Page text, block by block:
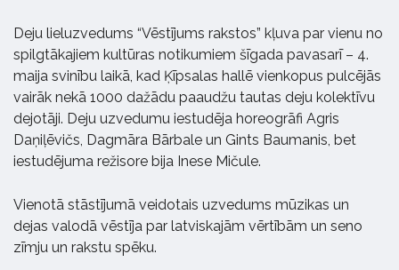
Deju lieluzvedums “Vēstījums rakstos” kļuva par vienu no
spilgtākajiem kultūras notikumiem šīgada pavasarī – 4.
maija svinību laikā, kad Ķīpsalas hallē vienkopus pulcējās
vairāk nekā 1000 dažādu paaudžu tautas deju kolektīvu
dejotāji. Deju uzvedumu iestudēja horeogrāfi Agris
Daņiļēvičs, Dagmāra Bārbale un Gints Baumanis, bet
iestudējuma režisore bija Inese Mičule.
Vienotā stāstījumā veidotais uzvedums mūzikas un
dejas valodā vēstīja par latviskajām vērtībām un seno
zīmju un rakstu spēku.